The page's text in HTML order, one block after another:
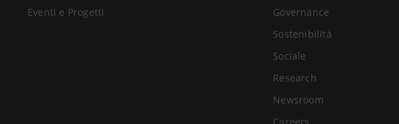
Eventi e Progetti
Governance
Sostenibilità
Sociale
Research
Newsroom